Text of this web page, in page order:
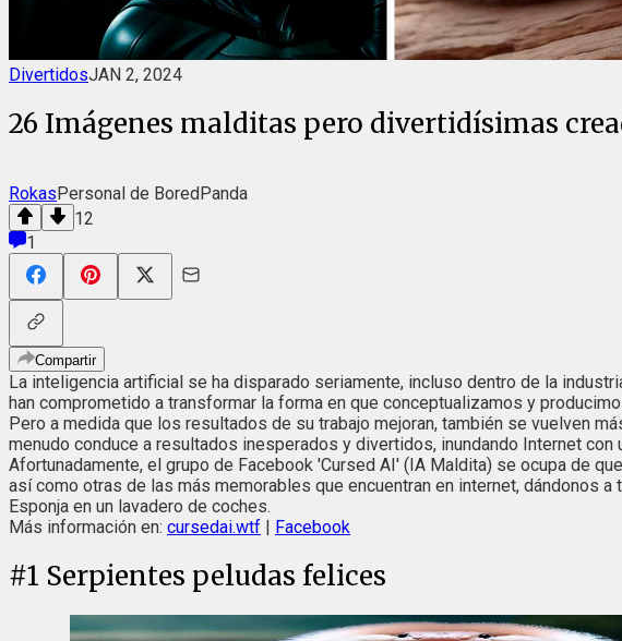
DivertidosJAN 2, 2024
26 Imágenes malditas pero divertidísimas
RokasPersonal de BoredPanda
12
1
Compartir
La inteligencia artificial se ha disparado seriamente, incluso dentro de la
han comprometido a transformar la forma en que conceptualizamos y
Pero a medida que los resultados de su trabajo mejoran, también se vuelven
menudo conduce a resultados inesperados y divertidos, inundando Internet
Afortunadamente, el grupo de Facebook 'Cursed AI' (IA Maldita) se ocupa de
así como otras de las más memorables que encuentran en internet, dándonos
Esponja en un lavadero de coches.
Más información en: cursedai.wtf | Facebook
#1 Serpientes peludas felices